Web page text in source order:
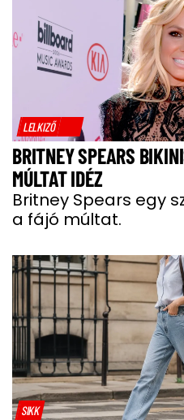
LELKIZŐ
BRITNEY SPEARS
MÚLTAT IDÉZ
Britney Spears egy
a fájó múltat.
SIKK